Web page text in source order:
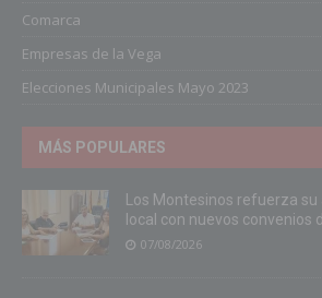
Comarca
Empresas de la Vega
Elecciones Municipales Mayo 2023
MÁS POPULARES
Los Montesinos refuerza
local con nuevos convenios
07/08/2026